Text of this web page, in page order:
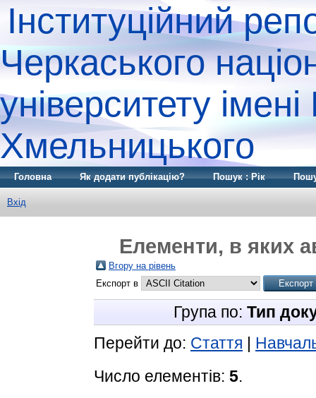
Інституційний
Черкаського
університету
Хмельницького
Головна Як додати публікацію? Пошук : Рік
Вхід
Елементи, в яких
Вгору на рівень
Експорт в
Група по: Тип
Перейти до: Стаття |
Число елементів: 5.